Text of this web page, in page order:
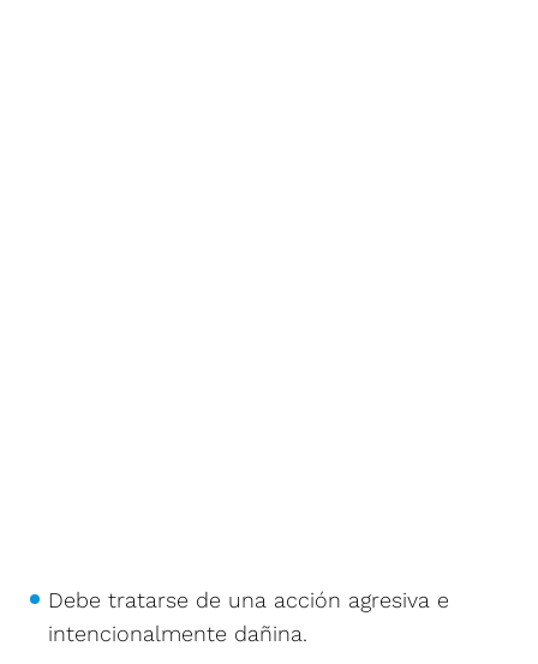
Debe tratarse de una acción agresiva e
intencionalmente dañina.